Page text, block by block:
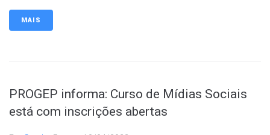
MAIS
PROGEP informa: Curso de Mídias Sociais
está com inscrições abertas